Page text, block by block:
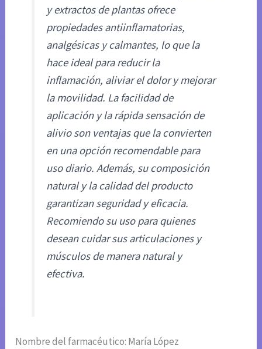
y extractos de plantas ofrece
propiedades antiinflamatorias,
analgésicas y calmantes, lo que la
hace ideal para reducir la
inflamación, aliviar el dolor y mejorar
la movilidad. La facilidad de
aplicación y la rápida sensación de
alivio son ventajas que la convierten
en una opción recomendable para
uso diario. Además, su composición
natural y la calidad del producto
garantizan seguridad y eficacia.
Recomiendo su uso para quienes
desean cuidar sus articulaciones y
músculos de manera natural y
efectiva.
Nombre del farmacéutico: María López